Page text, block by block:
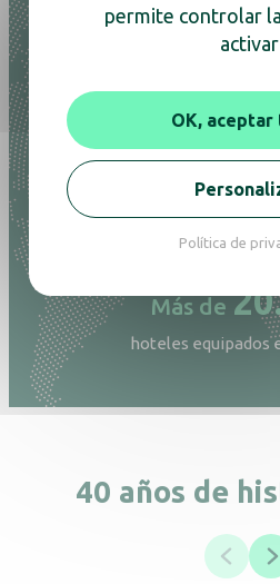
Estamos
4
Más de
hoteles equipados
40 años de
permite controlar
activar
OK, aceptar
Política de